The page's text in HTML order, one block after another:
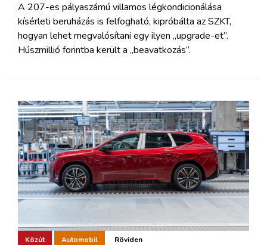
A 207-es pályaszámú villamos légkondicionálása
kísérleti beruházás is felfogható, kipróbálta az SZKT,
hogyan lehet megvalósítani egy ilyen „upgrade-et”.
Húszmillió forintba került a „beavatkozás”.
Közút Automobil Röviden